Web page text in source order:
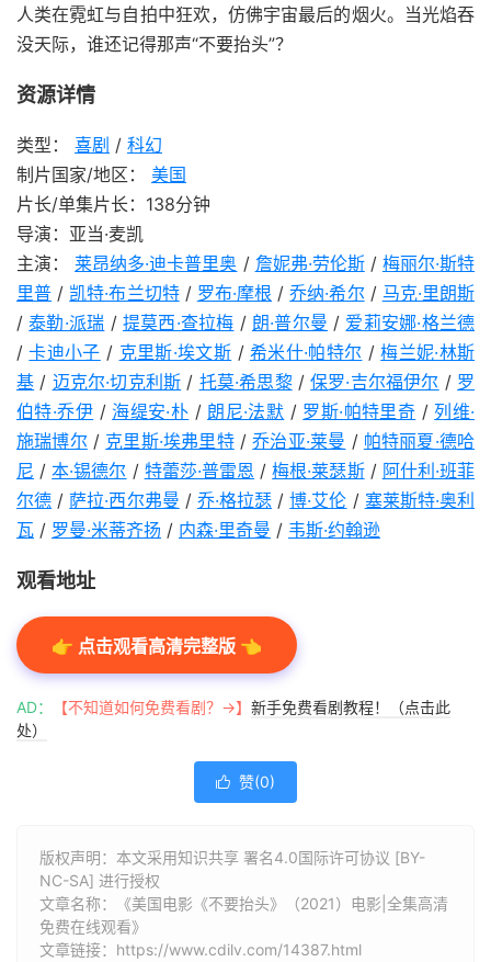
人类在霓虹与自拍中狂欢，仿佛宇宙最后的烟火。当光焰吞
没天际，谁还记得那声“不要抬头”？
资源详情
类型： 喜剧 / 科幻
制片国家/地区： 美国
片长/单集片长：138分钟
导演：亚当·麦凯
主演：莱昂纳多·迪卡普里奥 / 詹妮弗·劳伦斯/ 梅丽尔·斯特
里普 / 凯特·布兰切特/ 罗布·摩根 /乔纳·希尔 / 马克·里朗斯
/泰勒·派瑞 / 提莫西·查拉梅 / 朗·普尔曼 / 爱莉安娜·格兰德
/卡迪小子 / 克里斯·埃文斯 / 希米什·帕特尔 /梅兰妮·林斯
基 / 迈克尔·切克利斯 / 托莫·希思黎/保罗·吉尔福伊尔 / 罗
伯特·乔伊 / 海缇安·朴 / 朗尼·法默 / 罗斯·帕特里奇 / 列维·
施瑞博尔 / 克里斯·埃弗里特/乔治亚·莱曼 / 帕特丽夏·德哈
尼 /本·锡德尔 / 特蕾莎·普雷恩 /梅根·莱瑟斯/ 阿什利·班菲
尔德 /萨拉·西尔弗曼 / 乔·格拉瑟 /博·艾伦 / 塞莱斯特·奥利
瓦 / 罗曼·米蒂齐扬 / 内森·里奇曼 / 韦斯·约翰逊
观看地址
👉 点击观看高清完整版 👈
AD： 【不知道如何免费看剧？→】 新手免费看剧教程！（点击此
处）
 赞(0)
版权声明：本文采用知识共享 署名4.0国际许可协议 [BY-
NC-SA] 进行授权
文章名称：《美国电影《不要抬头》（2021）电影|全集高清
免费在线观看》
文章链接： https://www.cdilv.com/14387.html